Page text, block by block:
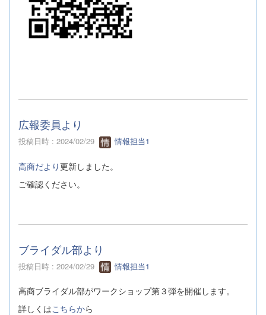
広報委員より
投稿日時 : 2024/02/29 情報担当1
高商だより更新しました。
ご確認ください。
ブライダル部より
投稿日時 : 2024/02/29 情報担当1
高商ブライダル部がワークショップ第３弾を開催します。
詳しくはこちらから